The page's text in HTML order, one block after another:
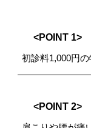
<POINT 1>
初診料1,000円
<POINT 2>